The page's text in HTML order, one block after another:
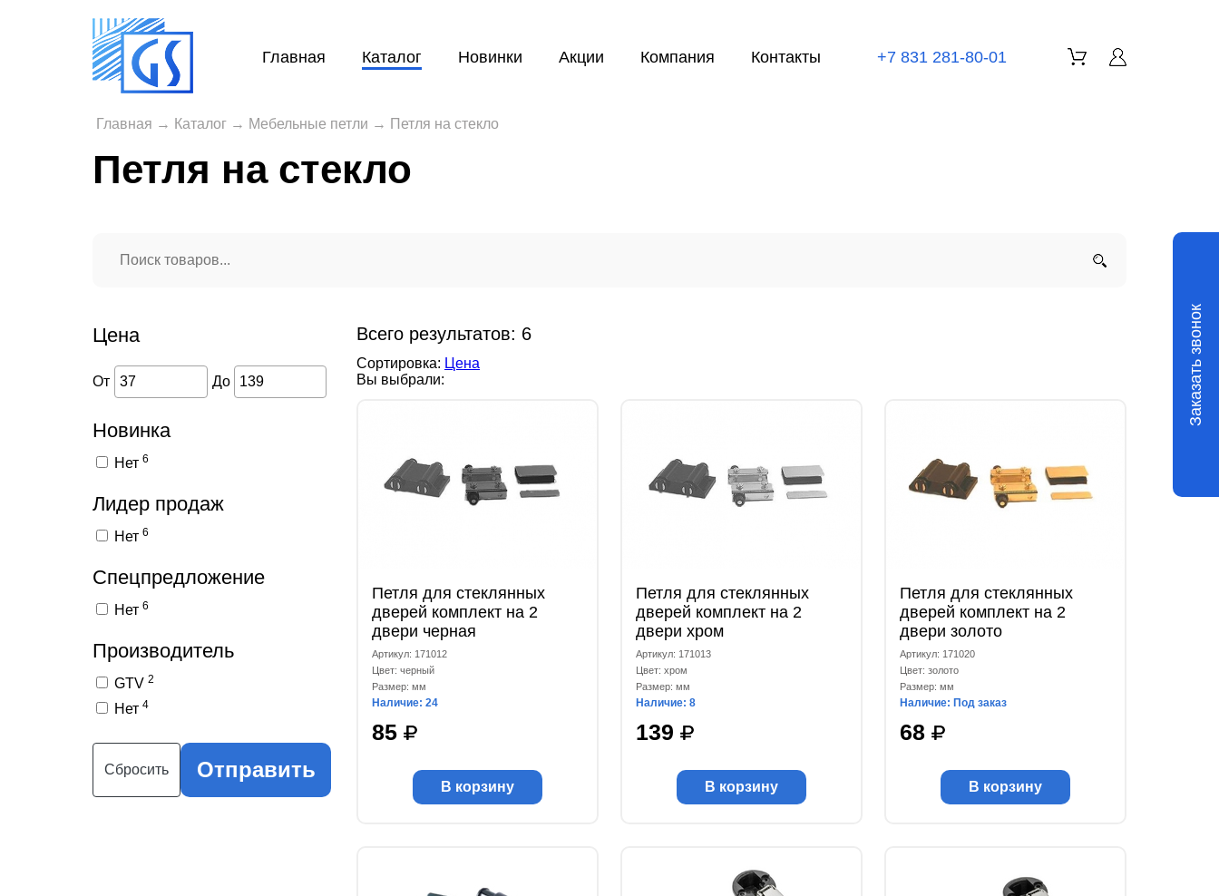
Главная Каталог Новинки Акции Компания Контакты +7 831 281-80-01
Главная → Каталог → Мебельные петли → Петля на стекло
Петля на стекло
Цена
От До
Новинка
Нет 6
Лидер продаж
Нет 6
Спецпредложение
Нет 6
Производитель
GTV 2
Нет 4
Сбросить Отправить
Всего результатов: 6
Сортировка: Цена
Вы выбрали:
Петля для стеклянных
дверей комплект на 2
двери черная
Артикул: 171012
Цвет: черный
Размер: мм
Наличие: 24
85
В корзину
Петля для стеклянных
дверей комплект на 2
двери хром
Артикул: 171013
Цвет: хром
Размер: мм
Наличие: 8
139
В корзину
Петля для стеклянных
дверей комплект на 2
двери золото
Артикул: 171020
Цвет: золото
Размер: мм
Наличие: Под заказ
68
В корзину
Заказать звонок